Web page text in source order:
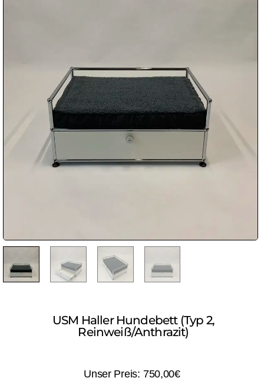
USM Haller Hundebett (Typ 2,
Reinweiß/Anthrazit)
750,00€